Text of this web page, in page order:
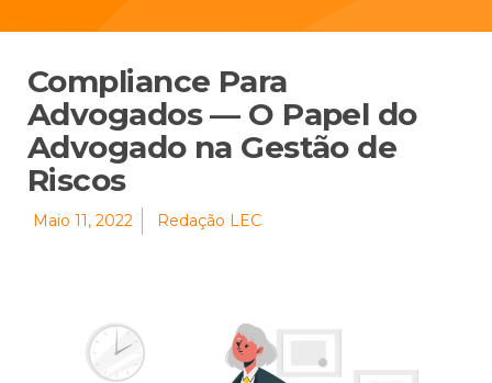
Compliance Para
Advogados — O Papel do
Advogado na Gestão de
Riscos
Maio 11, 2022 Redação LEC